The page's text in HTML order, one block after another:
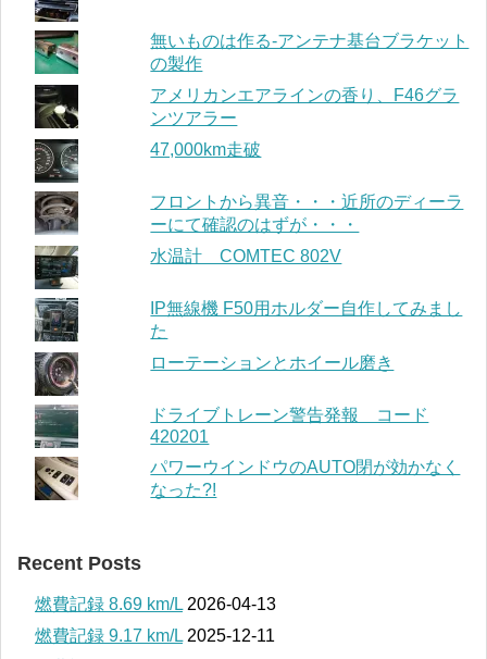
無いものは作る-アンテナ基台ブラケット
の製作
アメリカンエアラインの香り、F46グラ
ンツアラー
47,000km走破
フロントから異音・・・近所のディーラ
ーにて確認のはずが・・・
水温計 COMTEC 802V
IP無線機 F50用ホルダー自作してみまし
た
ローテーションとホイール磨き
ドライブトレーン警告発報 コード
420201
パワーウインドウのAUTO閉が効かなく
なった?!
Recent Posts
燃費記録 8.69 km/L 2026-04-13
燃費記録 9.17 km/L 2025-12-11